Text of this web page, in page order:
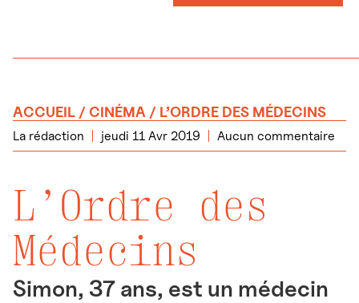
ACCUEIL /CINÉMA / L’ORDRE DES MÉDECINS
La rédaction jeudi 11 Avr 2019 Aucun commentaire
L’Ordre des
Médecins
Simon, 37 ans, est un médecin